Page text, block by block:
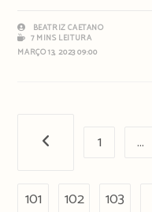
BEATRIZ CAETANO
7 MINS LEITURA
MARÇO 13, 2023 09:00
Página anterior
1 …
101 102 103